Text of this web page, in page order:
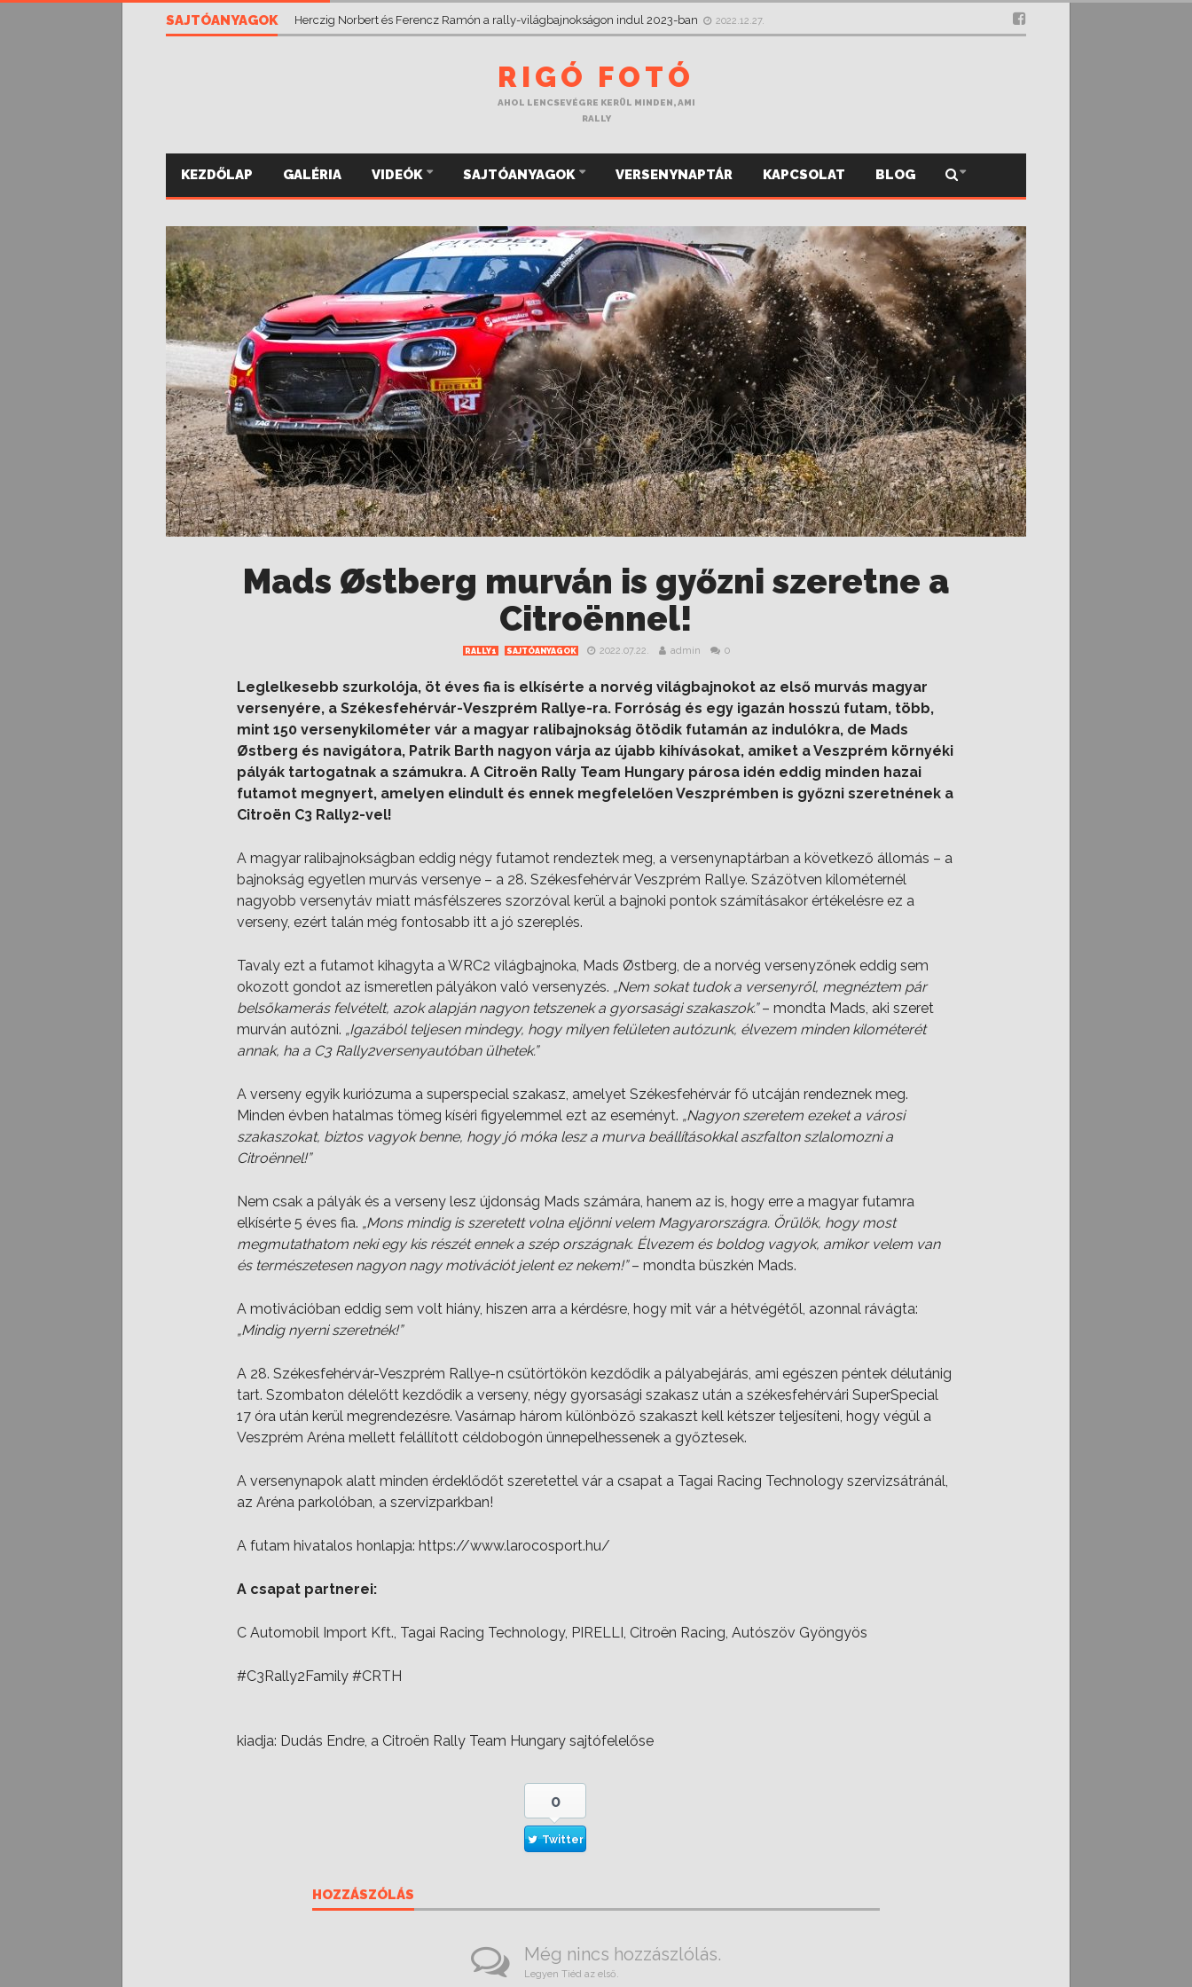
SAJTÓANYAGOK Herczig Norbert és Ferencz Ramón a rally-világbajnokságon indul 2023-ban 2022.12.27.
RIGÓ FOTÓ
AHOL LENCSEVÉGRE KERÜL MINDEN, AMI
RALLY
KEZDŐLAP GALÉRIA VIDEÓK SAJTÓANYAGOK VERSENYNAPTÁR KAPCSOLAT BLOG
Mads Østberg murván is győzni szeretne a
Citroënnel!
RALLY1 SAJTÓANYAGOK 2022.07.22. admin 0
Leglelkesebb szurkolója, öt éves fia is elkísérte a norvég világbajnokot az első murvás magyar
versenyére, a Székesfehérvár-Veszprém Rallye-ra. Forróság és egy igazán hosszú futam, több,
mint 150 versenykilométer vár a magyar ralibajnokság ötödik futamán az indulókra, de Mads
Østberg és navigátora, Patrik Barth nagyon várja az újabb kihívásokat, amiket a Veszprém környéki
pályák tartogatnak a számukra. A Citroën Rally Team Hungary párosa idén eddig minden hazai
futamot megnyert, amelyen elindult és ennek megfelelően Veszprémben is győzni szeretnének a
Citroën C3 Rally2-vel!
A magyar ralibajnokságban eddig négy futamot rendeztek meg, a versenynaptárban a következő állomás – a
bajnokság egyetlen murvás versenye – a 28. Székesfehérvár Veszprém Rallye. Százötven kilométernél
nagyobb versenytáv miatt másfélszeres szorzóval kerül a bajnoki pontok számításakor értékelésre ez a
verseny, ezért talán még fontosabb itt a jó szereplés.
Tavaly ezt a futamot kihagyta a WRC2 világbajnoka, Mads Østberg, de a norvég versenyzőnek eddig sem
okozott gondot az ismeretlen pályákon való versenyzés. „Nem sokat tudok a versenyről, megnéztem pár
belsőkamerás felvételt, azok alapján nagyon tetszenek a gyorsasági szakaszok.”– mondta Mads, aki szeret
murván autózni. „Igazából teljesen mindegy, hogy milyen felületen autózunk, élvezem minden kilométerét
annak, ha a C3 Rally2versenyautóban ülhetek.”
A verseny egyik kuriózuma a superspecial szakasz, amelyet Székesfehérvár fő utcáján rendeznek meg.
Minden évben hatalmas tömeg kíséri figyelemmel ezt az eseményt. „Nagyon szeretem ezeket a városi
szakaszokat, biztos vagyok benne, hogy jó móka lesz a murva beállításokkal aszfalton szlalomozni a
Citroënnel!”
Nem csak a pályák és a verseny lesz újdonság Mads számára, hanem az is, hogy erre a magyar futamra
elkísérte 5 éves fia. „Mons mindig is szeretett volna eljönni velem Magyarországra. Örülök, hogy most
megmutathatom neki egy kis részét ennek a szép országnak. Élvezem és boldog vagyok, amikor velem van
és természetesen nagyon nagy motivációt jelent ez nekem!”– mondta büszkén Mads.
A motivációban eddig sem volt hiány, hiszen arra a kérdésre, hogy mit vár a hétvégétől, azonnal rávágta:
„Mindig nyerni szeretnék!”
A 28. Székesfehérvár-Veszprém Rallye-n csütörtökön kezdődik a pályabejárás, ami egészen péntek délutánig
tart. Szombaton délelőtt kezdődik a verseny, négy gyorsasági szakasz után a székesfehérvári SuperSpecial
17 óra után kerül megrendezésre. Vasárnap három különböző szakaszt kell kétszer teljesíteni, hogy végül a
Veszprém Aréna mellett felállított céldobogón ünnepelhessenek a győztesek.
A versenynapok alatt minden érdeklődőt szeretettel vár a csapat a Tagai Racing Technology szervizsátránál,
az Aréna parkolóban, a szervizparkban!
A futam hivatalos honlapja: https://www.larocosport.hu/
A csapat partnerei:
C Automobil Import Kft., Tagai Racing Technology, PIRELLI, Citroën Racing, Autószöv Gyöngyös
#C3Rally2Family #CRTH
kiadja: Dudás Endre, a Citroën Rally Team Hungary sajtófelelőse
0
Twitter
HOZZÁSZÓLÁS
Még nincs hozzászlólás.
Legyen Tiéd az első.